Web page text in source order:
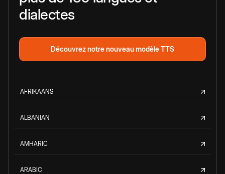
dialectes
Découvrez notre nouveau modèle TTS
AFRIKAANS
ALBANIAN
AMHARIC
ARABIC